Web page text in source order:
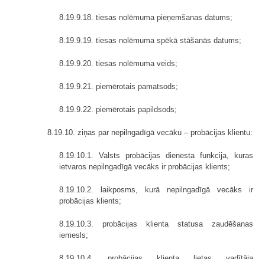
8.19.9.18. tiesas nolēmuma pieņemšanas datums;
8.19.9.19. tiesas nolēmuma spēkā stāšanās datums;
8.19.9.20. tiesas nolēmuma veids;
8.19.9.21. piemērotais pamatsods;
8.19.9.22. piemērotais papildsods;
8.19.10. ziņas par nepilngadīgā vecāku – probācijas klientu:
8.19.10.1. Valsts probācijas dienesta funkcija, kuras
ietvaros nepilngadīgā vecāks ir probācijas klients;
8.19.10.2. laikposms, kurā nepilngadīgā vecāks ir
probācijas klients;
8.19.10.3. probācijas klienta statusa zaudēšanas
iemesls;